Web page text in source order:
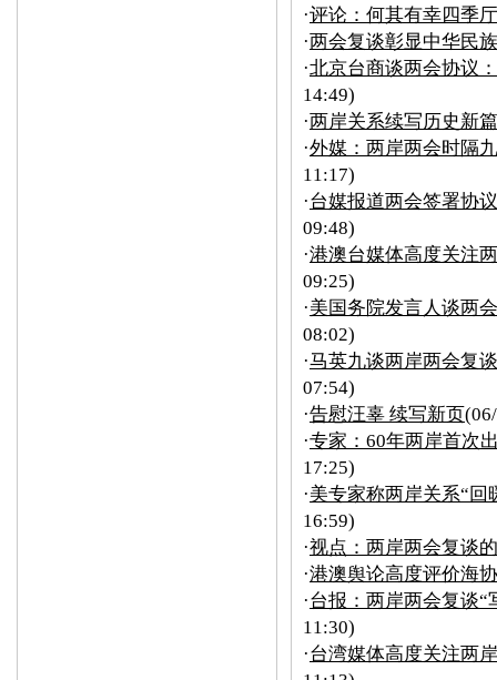
·评论：何其有幸四季厅
·两会复谈彰显中华民
·北京台商谈两会协议
14:49)
·两岸关系续写历史新
·外媒：两岸两会时隔
11:17)
·台媒报道两会签署协
09:48)
·港澳台媒体高度关注
09:25)
·美国务院发言人谈两
08:02)
·马英九谈两岸两会复
07:54)
·告慰汪辜 续写新页
·专家：60年两岸首次
17:25)
·美专家称两岸关系“回
16:59)
·视点：两岸两会复谈
·港澳舆论高度评价海
·台报：两岸两会复谈“
11:30)
·台湾媒体高度关注两